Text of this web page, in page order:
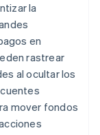
la
en
rastrear
al ocultar los
mover fondos